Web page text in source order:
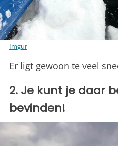
Imgur
Er ligt gewoon te veel
2. Je kunt je daar
bevinden!